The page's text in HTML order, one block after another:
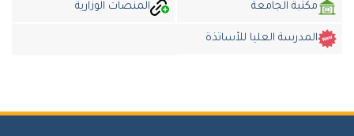
مكتبة الجامعة المنصات الوزارية
المدرسة العليا للأساتذة